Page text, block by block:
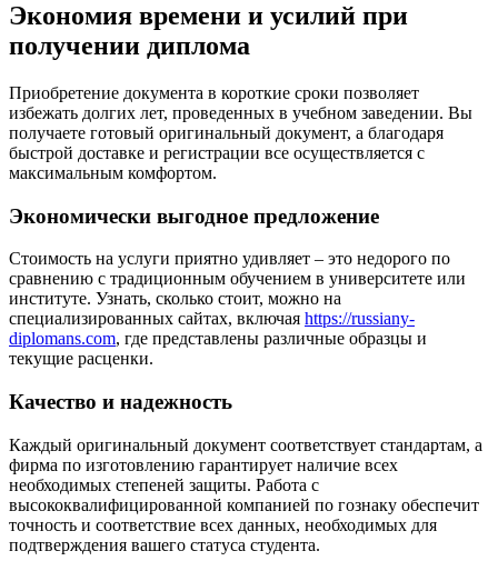
Экономия времени и усилий при
получении диплома
Приобретение документа в короткие сроки позволяет
избежать долгих лет, проведенных в учебном заведении. Вы
получаете готовый оригинальный документ, а благодаря
быстрой доставке и регистрации все осуществляется с
максимальным комфортом.
Экономически выгодное предложение
Стоимость на услуги приятно удивляет – это недорого по
сравнению с традиционным обучением в университете или
институте. Узнать, сколько стоит, можно на
специализированных сайтах, включая https://russiany-
diplomans.com, где представлены различные образцы и
текущие расценки.
Качество и надежность
Каждый оригинальный документ соответствует стандартам, а
фирма по изготовлению гарантирует наличие всех
необходимых степеней защиты. Работа с
высококвалифицированной компанией по гознаку обеспечит
точность и соответствие всех данных, необходимых для
подтверждения вашего статуса студента.